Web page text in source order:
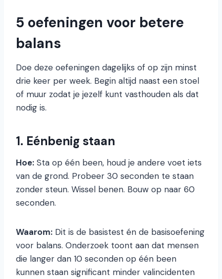
5 oefeningen voor betere
balans
Doe deze oefeningen dagelijks of op zijn minst
drie keer per week. Begin altijd naast een stoel
of muur zodat je jezelf kunt vasthouden als dat
nodig is.
1. Eénbenig staan
Hoe: Sta op één been, houd je andere voet iets
van de grond. Probeer 30 seconden te staan
zonder steun. Wissel benen. Bouw op naar 60
seconden.
Waarom: Dit is de basistest én de basisoefening
voor balans. Onderzoek toont aan dat mensen
die langer dan 10 seconden op één been
kunnen staan significant minder valincidenten